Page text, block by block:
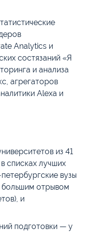
Analytics и
состязаний «Я
и анализа
агрегаторов
Alexa и
из 41
списках лучших
вузы
большим отрывом
и
подготовки — у